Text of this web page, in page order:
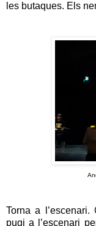
les butaques. Els
Torna a
pugi a l’escenari